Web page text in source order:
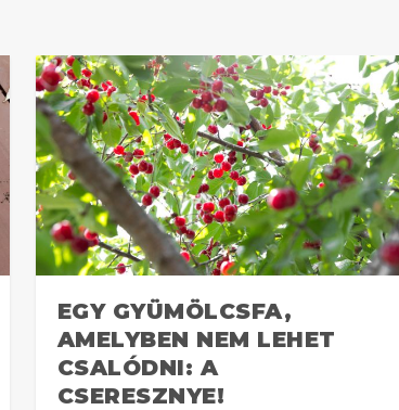
EGY GYÜMÖLCSFA,
AMELYBEN NEM LEHET
CSALÓDNI: A
CSERESZNYE!